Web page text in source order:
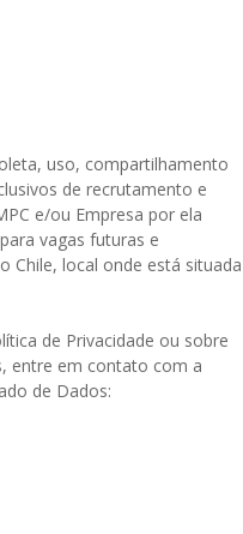
uso, compartilhamento
de recrutamento e
e/ou Empresa por ela
vagas futuras e
Chile, local onde está situada
de Privacidade ou sobre
entre em contato com a
de Dados: